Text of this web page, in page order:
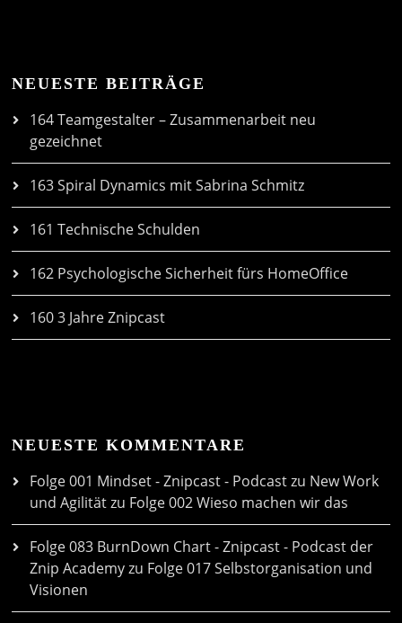
NEUESTE BEITRÄGE
164 Teamgestalter – Zusammenarbeit neu
gezeichnet
163 Spiral Dynamics mit Sabrina Schmitz
161 Technische Schulden
162 Psychologische Sicherheit fürs HomeOffice
160 3 Jahre Znipcast
NEUESTE KOMMENTARE
Folge 001 Mindset - Znipcast - Podcast zu New Work
und Agilitätzu Folge 002 Wieso machen wir das
Folge 083 BurnDown Chart - Znipcast - Podcast der
Znip Academyzu Folge 017 Selbstorganisation und
Visionen